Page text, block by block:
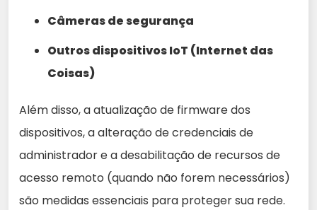
Câmeras de segurança
Outros dispositivos IoT (Internet das
Coisas)
Além disso, a atualização de firmware dos
dispositivos, a alteração de credenciais de
administrador e a desabilitação de recursos de
acesso remoto (quando não forem necessários)
são medidas essenciais para proteger sua rede.